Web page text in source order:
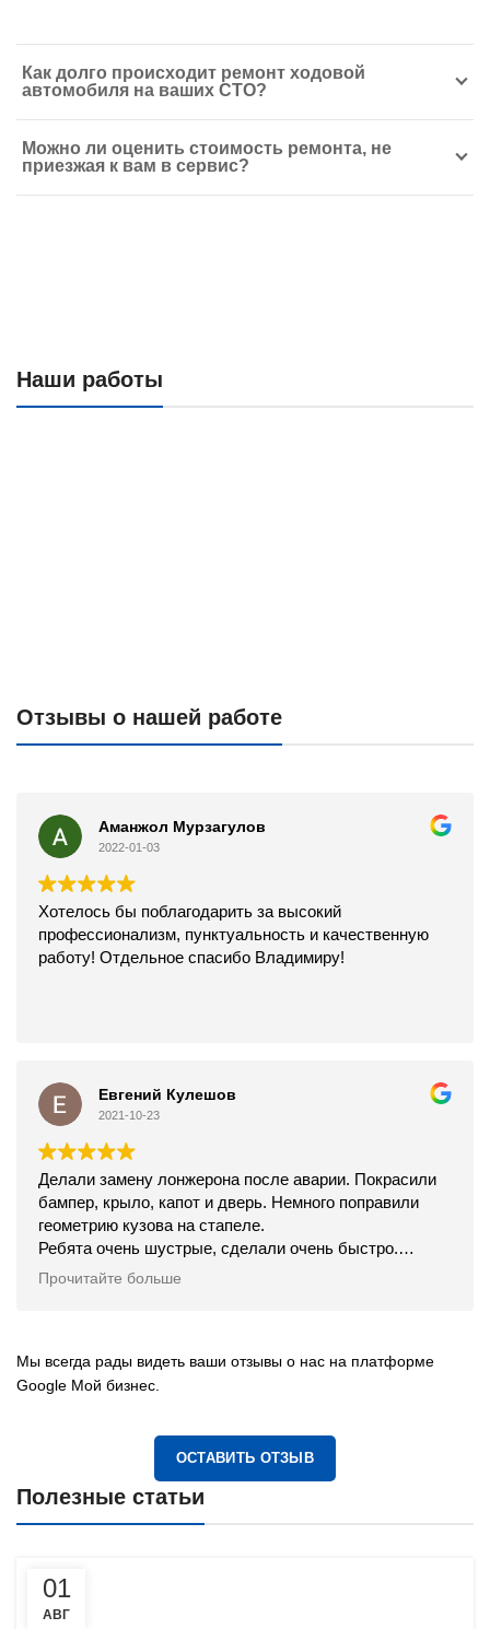
Как долго происходит ремонт ходовой
автомобиля на ваших СТО?
Можно ли оценить стоимость ремонта, не
приезжая к вам в сервис?
Наши работы
Отзывы о нашей работе
Аманжол Мурзагулов
2022-01-03
Хотелось бы поблагодарить за высокий
профессионализм, пунктуальность и качественную
работу! Отдельное спасибо Владимиру!
Евгений Кулешов
2021-10-23
Делали замену лонжерона после аварии. Покрасили
бампер, крыло, капот и дверь. Немного поправили
геометрию кузова на стапеле.
Ребята очень шустрые, сделали очень быстро.
Встретили, проводили, всё объяснили.
Прочитайте больше
Мы всегда рады видеть ваши отзывы о нас на платформе
Google Мой бизнес.
ОСТАВИТЬ ОТЗЫВ
Полезные статьи
01
АВГ